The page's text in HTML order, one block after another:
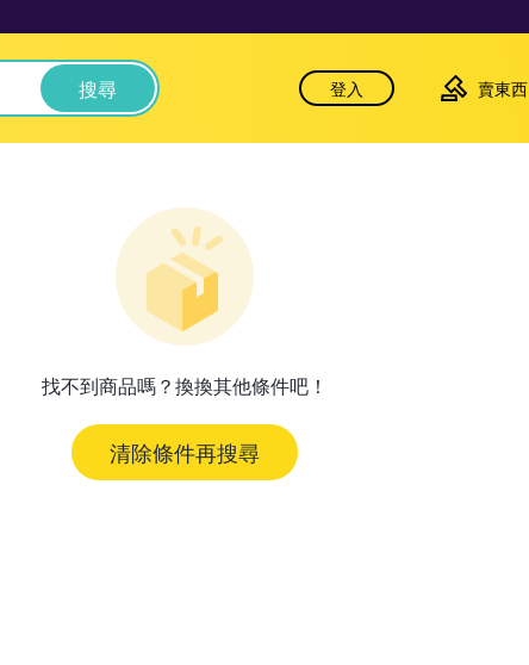
搜尋 登入 賣東西
找不到商品嗎？換換其他條件吧！
清除條件再搜尋